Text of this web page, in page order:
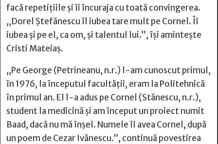
facă repetiţiile şi îi încuraja cu toată convingerea.
„Dorel Ștefănescu îl iubea tare mult pe Cornel. Îl
iubea și pe el, ca om, și talentul lui.”, îşi aminteşte
Cristi Mateiaş.
„Pe George (Petrineanu, n.r.) l-am cunoscut primul,
în 1976, la începutul facultăţii, eram la Politehnică
în primul an. El l-a adus pe Cornel (Stănescu, n.r.),
student la medicină şi am început un proiect numit
Baad, dacă nu mă înşel. Numele îl avea Cornel, după
un poem de Cezar Ivănescu.”, continuă povestirea